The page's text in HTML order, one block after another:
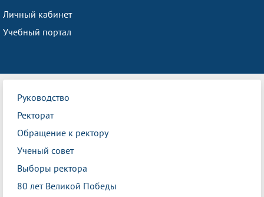
Личный кабинет
Учебный портал
Руководство
Ректорат
Обращение к ректору
Ученый совет
Выборы ректора
80 лет Великой Победы